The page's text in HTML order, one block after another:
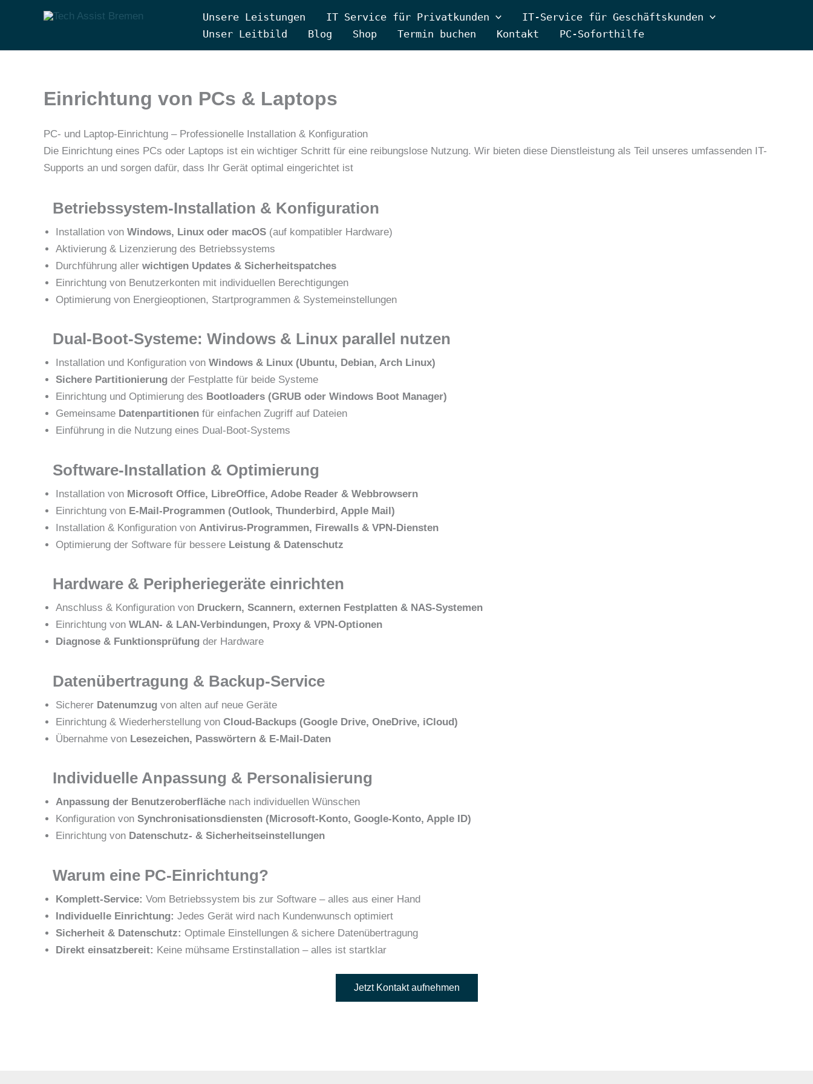
Unsere Leistungen IT Service für Privatkunden
IT-Service für Geschäftskunden
Unser Leitbild
Blog Shop Termin buchen Kontakt PC-Soforthilfe
Einrichtung von PCs & Laptops
PC- und Laptop-Einrichtung – Professionelle Installation & Konfiguration
Die Einrichtung eines PCs oder Laptops ist ein wichtiger Schritt für eine reibungslose Nutzung. Wir bieten diese Dienstleistung als Teil unseres umfassenden IT-
Supports an und sorgen dafür, dass Ihr Gerät optimal eingerichtet ist
Betriebssystem-Installation & Konfiguration
Installation von Windows, Linux oder macOS (auf kompatibler Hardware)
Aktivierung & Lizenzierung des Betriebssystems
Durchführung aller wichtigen Updates & Sicherheitspatches
Einrichtung von Benutzerkonten mit individuellen Berechtigungen
Optimierung von Energieoptionen, Startprogrammen & Systemeinstellungen
Dual-Boot-Systeme: Windows & Linux parallel nutzen
Installation und Konfiguration von Windows & Linux (Ubuntu, Debian, Arch Linux)
Sichere Partitionierung der Festplatte für beide Systeme
Einrichtung und Optimierung des Bootloaders (GRUB oder Windows Boot Manager)
Gemeinsame Datenpartitionen für einfachen Zugriff auf Dateien
Einführung in die Nutzung eines Dual-Boot-Systems
Software-Installation & Optimierung
Installation von Microsoft Office, LibreOffice, Adobe Reader & Webbrowsern
Einrichtung von E-Mail-Programmen (Outlook, Thunderbird, Apple Mail)
Installation & Konfiguration von Antivirus-Programmen, Firewalls & VPN-Diensten
Optimierung der Software für bessere Leistung & Datenschutz
Hardware & Peripheriegeräte einrichten
Anschluss & Konfiguration von Druckern, Scannern, externen Festplatten & NAS-Systemen
Einrichtung von WLAN- & LAN-Verbindungen, Proxy & VPN-Optionen
Diagnose & Funktionsprüfung der Hardware
Datenübertragung & Backup-Service
Sicherer Datenumzug von alten auf neue Geräte
Einrichtung & Wiederherstellung von Cloud-Backups (Google Drive, OneDrive, iCloud)
Übernahme von Lesezeichen, Passwörtern & E-Mail-Daten
Individuelle Anpassung & Personalisierung
Anpassung der Benutzeroberfläche nach individuellen Wünschen
Konfiguration von Synchronisationsdiensten (Microsoft-Konto, Google-Konto, Apple ID)
Einrichtung von Datenschutz- & Sicherheitseinstellungen
Warum eine PC-Einrichtung?
Komplett-Service: Vom Betriebssystem bis zur Software – alles aus einer Hand
Individuelle Einrichtung: Jedes Gerät wird nach Kundenwunsch optimiert
Sicherheit & Datenschutz: Optimale Einstellungen & sichere Datenübertragung
Direkt einsatzbereit: Keine mühsame Erstinstallation – alles ist startklar
Jetzt Kontakt aufnehmen